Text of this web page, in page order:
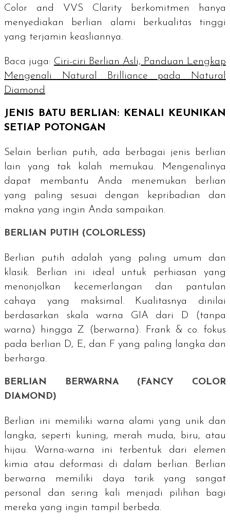
Color and VVS Clarity berkomitmen hanya
menyediakan berlian alami berkualitas tinggi
yang terjamin keasliannya.
Baca juga: Ciri-ciri Berlian Asli, Panduan Lengkap
Mengenali Natural Brilliance pada Natural
Diamond
JENIS BATU BERLIAN: KENALI KEUNIKAN
SETIAP POTONGAN
Selain berlian putih, ada berbagai jenis berlian
lain yang tak kalah memukau. Mengenalinya
dapat membantu Anda menemukan berlian
yang paling sesuai dengan kepribadian dan
makna yang ingin Anda sampaikan.
BERLIAN PUTIH (COLORLESS)
Berlian putih adalah yang paling umum dan
klasik. Berlian ini ideal untuk perhiasan yang
menonjolkan kecemerlangan dan pantulan
cahaya yang maksimal. Kualitasnya dinilai
berdasarkan skala warna GIA dari D (tanpa
warna) hingga Z (berwarna). Frank & co. fokus
pada berlian D, E, dan F yang paling langka dan
berharga.
BERLIAN BERWARNA ( FANCY COLOR
DIAMOND)
Berlian ini memiliki warna alami yang unik dan
langka, seperti kuning, merah muda, biru, atau
hijau. Warna-warna ini terbentuk dari elemen
kimia atau deformasi di dalam berlian. Berlian
berwarna memiliki daya tarik yang sangat
personal dan sering kali menjadi pilihan bagi
mereka yang ingin tampil berbeda.